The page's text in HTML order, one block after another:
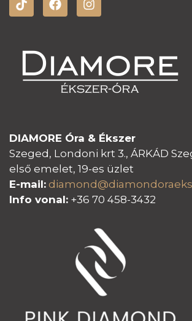
DIAMORE Óra & Ékszer
Szeged, Londoni krt 3., ÁRKÁD
első emelet, 19-es üzlet
E-mail:
Info vonal: +36 70 458-3432